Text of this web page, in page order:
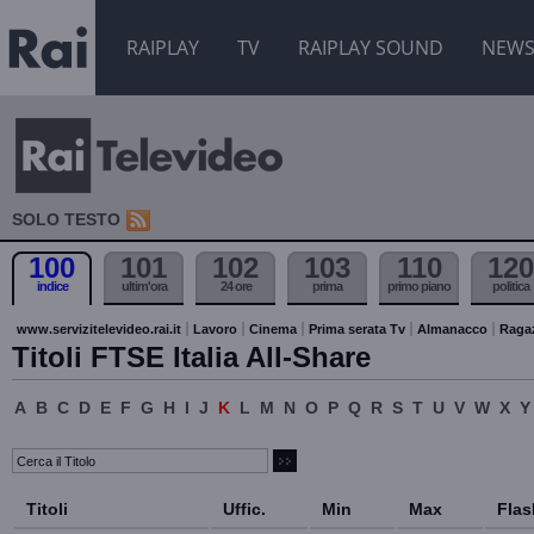
RAIPLAY TV RAIPLAY SOUND NEWS
SOLO TESTO
100
indice
101
ultim'ora
102
24 ore
103
prima
110
primo piano
120
politica
www.servizitelevideo.rai.it Lavoro Cinema Prima serata Tv Almanacco
Titoli FTSE Italia All-Share
A B C D E F G H I J K L M N O P Q R S T U V W X Y
Titoli Uffic. Min Max